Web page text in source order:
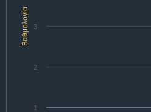
Βαθμολογία
1
2
3